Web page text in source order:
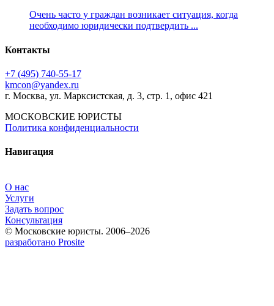
Очень часто у граждан возникает ситуация, когда
необходимо юридически подтвердить ...
Контакты
+7 (495) 740‑55‑17
kmcon@yandex.ru
г. Москва, ул. Марксистская, д. 3, стр. 1, офис 421
МОСКОВСКИЕ ЮРИСТЫ
Политика конфиденциальности
Навигация
О нас
Услуги
Задать вопрос
Консультация
© Московские юристы. 2006–2026
разработано Prosite